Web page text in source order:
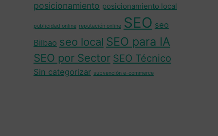
posicionamiento posicionamiento local
publicidad online reputación online SEO seo
Bilbao seo local SEO para IA
SEO por Sector SEO Técnico
Sin categorizar subvención e-commerce